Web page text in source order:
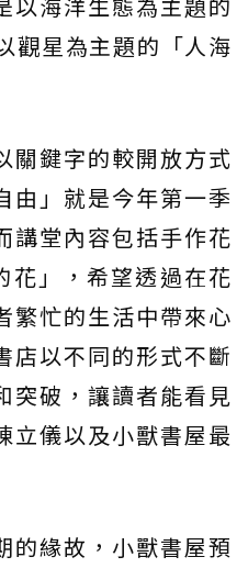
觀星為主題的「人海
關鍵字的較開放方式
由」就是今年第一季
講堂內容包括手作花
」，希望透過在花
繁忙的生活中帶來心
店以不同的形式不斷
突破，讓讀者能看見
立儀以及小獸書屋最
的緣故，小獸書屋預